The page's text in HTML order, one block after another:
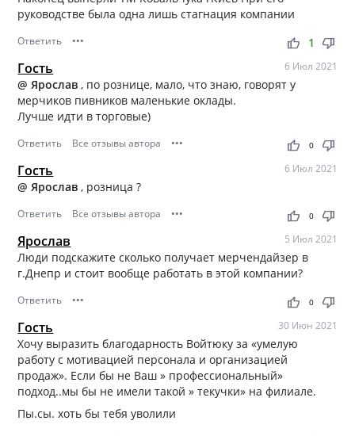
руководстве была одна лишь стагнация компании
Ответить ••• thumb_up thumb_down
1
Гость 6 Июл 2021
@ Ярослав, по рознице, мало, что знаю, говорят у
мерчиков пивников маленькие оклады.
Лучше идти в торговые)
Ответить Все отзывы автора ••• thumb_up thumb_down
0
Гость 6 Июл 2021
@ Ярослав, розница ?
Ответить Все отзывы автора ••• thumb_up thumb_down
0
Ярослав 5 Июл 2021
Люди подскажите сколько получает мерчендайзер в
г.Днепр и стоит вообще работать в этой компании?
Ответить ••• thumb_up thumb_down
0
Гость 30 Июн 2021
Хочу выразить благодарность Войтюку за «умелую
работу с мотивацией персонала и организацией
продаж». Если бы не Ваш » профессиональный»
подход..мы бы не имели такой » текучки» на филиале.
Пы.сы. хоть бы тебя уволили